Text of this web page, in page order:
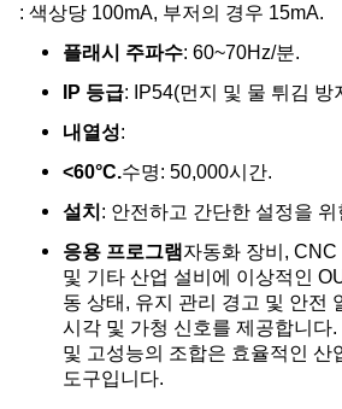
: 색상당 100mA, 부저의 경우 15mA.
플래시 주파수: 60~70Hz/분.
IP 등급: IP54(먼지 및 물 튀김 방
내열성:
<60°C.수명: 50,000시간.
설치: 안전하고 간단한 설정을
응용 프로그램자동화 장비,
및 기타 산업 설비에 이상적인
동 상태, 유지 관리 경고 및 안전
시각 및 가청 신호를 제공합니다
및 고성능의 조합은 효율적인 산
도구입니다.